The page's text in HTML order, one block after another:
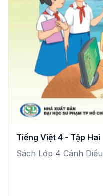
Tiếng Việt 4 - Tập Hai
Sách Lớp 4 Cánh Diều